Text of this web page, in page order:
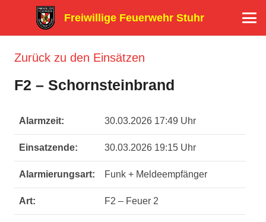
Freiwillige Feuerwehr Stuhr
Zurück zu den Einsätzen
F2 – Schornsteinbrand
Alarmzeit: 30.03.2026 17:49 Uhr
Einsatzende: 30.03.2026 19:15 Uhr
Alarmierungsart: Funk + Meldeempfänger
Art: F2 – Feuer 2